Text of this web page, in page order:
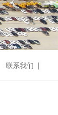
联系我们 |